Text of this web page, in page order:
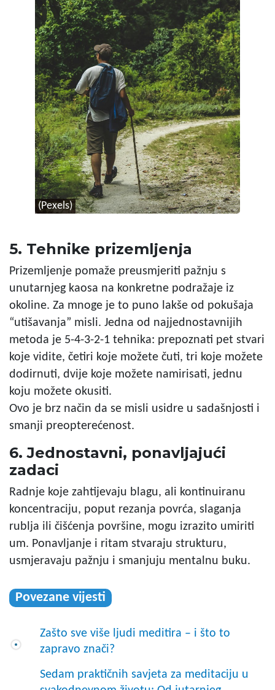
(Pexels)
5. Tehnike prizemljenja
Prizemljenje pomaže preusmjeriti pažnju s
unutarnjeg kaosa na konkretne podražaje iz
okoline. Za mnoge je to puno lakše od pokušaja
“utišavanja” misli. Jedna od najjednostavnijih
metoda je 5-4-3-2-1 tehnika: prepoznati pet stvari
koje vidite, četiri koje možete čuti, tri koje možete
dodirnuti, dvije koje možete namirisati, jednu
koju možete okusiti.
Ovo je brz način da se misli usidre u sadašnjosti i
smanji preopterećenost.
6. Jednostavni, ponavljajući
zadaci
Radnje koje zahtijevaju blagu, ali kontinuiranu
koncentraciju, poput rezanja povrća, slaganja
rublja ili čišćenja površine, mogu izrazito umiriti
um. Ponavljanje i ritam stvaraju strukturu,
usmjeravaju pažnju i smanjuju mentalnu buku.
Povezane vijesti
Zašto sve više ljudi meditira – i što to
zapravo znači?
Sedam praktičnih savjeta za meditaciju u